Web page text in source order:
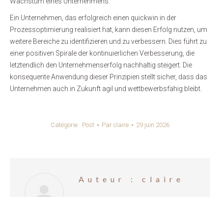
Ein Unternehmen, das erfolgreich einen quickwin in der
Prozessoptimierung realisiert hat, kann diesen Erfolg nutzen, um
weitere Bereiche zu identifizieren und zu verbessern. Dies führt zu
einer positiven Spirale der kontinuierlichen Verbesserung, die
letztendlich den Unternehmenserfolg nachhaltig steigert. Die
konsequente Anwendung dieser Prinzipien stellt sicher, dass das
Unternehmen auch in Zukunft agil und wettbewerbsfähig bleibt.
Catégorie : Post Par claire 29 juin 2026
Auteur : claire